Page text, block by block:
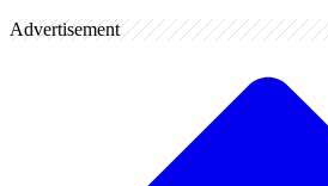
Advertisement